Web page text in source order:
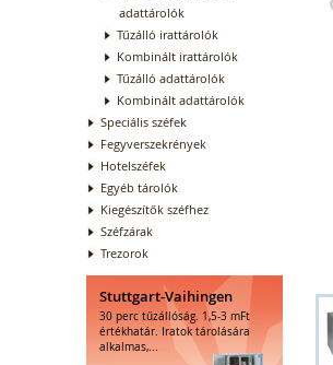
adattárolók
Tűzálló irattárolók
Kombinált irattárolók
Tűzálló adattárolók
Kombinált adattárolók
Speciális széfek
Fegyverszekrények
Hotelszéfek
Egyéb tárolók
Kiegészítők széfhez
Széfzárak
Trezorok
Stuttgart-Vaihingen
30 perc tűzállóság. 1,5-3 mFt
értékhatár. Iratok tárolására
alkalmas,...